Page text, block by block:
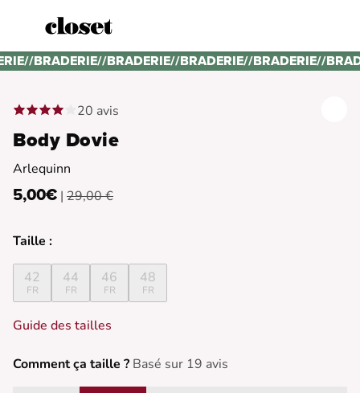
//BRADERIE//BRADERIE//BRADERIE//BRADERIE//
20 avis
Body Dovie
Arlequinn
5,00€ | 29,00 €
Taille :
42
FR
44
FR
46
FR
48
FR
Guide des tailles
Comment ça taille ? Basé sur 19 avis